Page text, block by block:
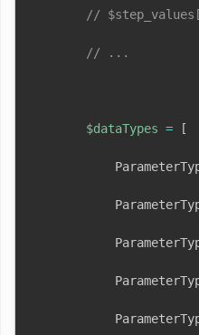
//
// ...
$dataTypes = [